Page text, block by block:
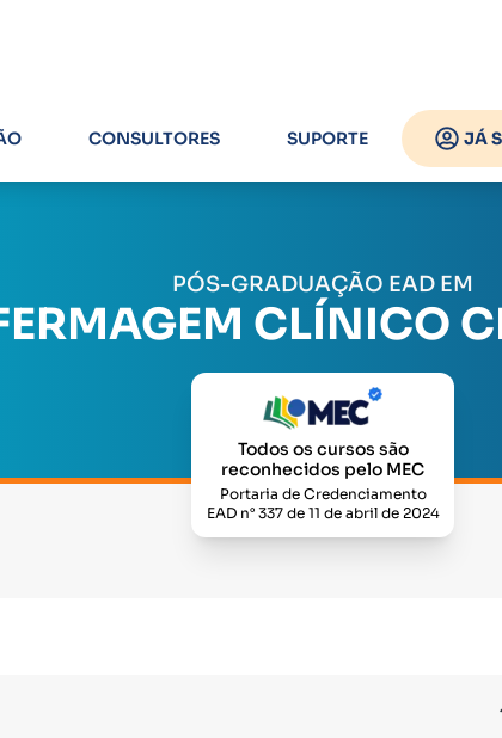
CONSULTORES SUPORTE JÁ
PÓS-GRADUAÇÃO EAD EM
CLÍNICO
Todos os cursos são
reconhecidos pelo MEC
Portaria de Credenciamento
EAD n° 337 de 11 de abril de 2024